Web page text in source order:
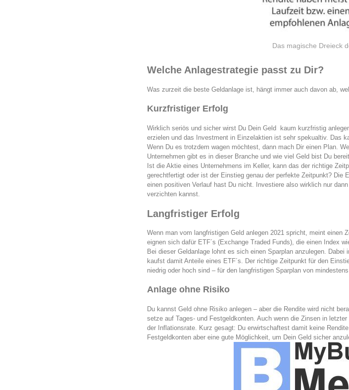
Das magische Dreieck
Welche Anlagestrategie passt zu Dir?
Was zurzeit die beste Geldanlage ist, hängt immer auch davon ab,
Kurzfristiger Erfolg
Wirklich seriös und sicher wirst Du Dein Geld kaum kurzfristig
erzielen und das Investment in Einzelaktien ist sehr spekualtiv. Das
Wenn Du es trotzdem wagen möchtest, dann mach Dir einen Plan.
Unternehmen gibt es in dieser Branche und wie viel Geld bist Du
Ist die Aktie eines Unternehmens im Keller, kann das der richtige
gerechtfertigt oder ist der Einstieg genau der perfekte Zeitpunkt? Die
einen positiven Verlauf hast Du nicht. Investiere also wirklich nur
verzichten kannst.
Langfristiger Erfolg
Wenn man vom langfristigen Geld anlegen 2021 spricht, meint einen
eignen sich dafür ETF´s (Exchange Traded Funds), die einen Index
Bei dieser Geldanlage lohnt es sich einen Sparplan anzulegen.
kaufst damit Anteile eines ETF´s. Der richtige Zeitpunkt für den
niedrig oder hoch sind – für den langfristigen Sparplan von
Anlage ohne Risiko
Du kannst Geld ohne Risiko anlegen – aber die Rendite wird nicht
setze auf Tages- und Festgeldkonten. Auch wenn die Zinsen in
der Inflationsrate. Kurz gesagt: Du erwirtschaftest damit keine
Festgeldkonten aber eine gute Möglichkeit, um Dein Geld sicher